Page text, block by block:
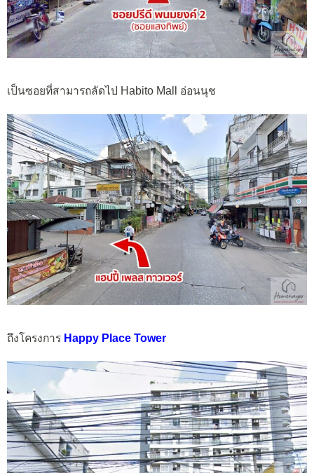
เป็นซอยที่สามารถลัดไป Habito Mall อ่อนนุช
ถึงโครงการ Happy Place Tower